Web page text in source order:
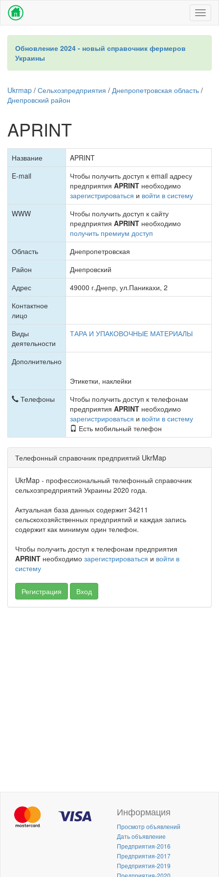
Обновление 2024 - новый справочник фермеров
Украины
Ukrmap / Сельхозпредприятия / Днепропетровская область /
Днепровский район
APRINT
Название
APRINT
E-mail
Чтобы получить доступ к email адресу
предприятия APRINT необходимо
зарегистрироваться и войти в систему
WWW
Чтобы получить доступ к сайту
предприятия APRINT необходимо
получить премиум доступ
Область
Днепропетровская
Район
Днепровский
Адрес
49000 г.Днепр, ул.Паникахи, 2
Контактное
лицо
Виды
деятельности
ТАРА И УПАКОВОЧНЫЕ МАТЕРИАЛЫ
Дополнительно
Этикетки, наклейки
Телефоны
Чтобы получить доступ к телефонам
предприятия APRINT необходимо
зарегистрироваться и войти в систему
Есть мобильный телефон
Телефонный справочник предприятий UkrMap
UkrMap - профессиональный телефонный справочник
сельхозпредприятий Украины 2020 года.
Актуальная база данных содержит 34211
сельскохозяйственных предприятий и каждая запись
содержит как минимум один телефон.
Чтобы получить доступ к телефонам предприятия
APRINT необходимо зарегистрироваться и войти в
систему
Регистрация Вход
Информация
Просмотр объявлений
Дать объявление
Предприятия-2016
Предприятия-2017
Предприятия-2019
Предприятия-2020